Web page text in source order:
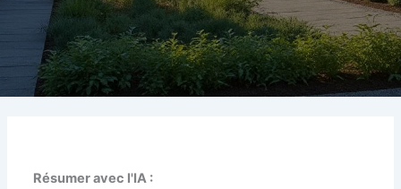
Résumer avec l'IA :